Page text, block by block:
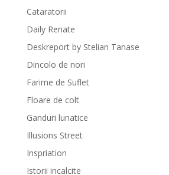
Cataratorii
Daily Renate
Deskreport by Stelian Tanase
Dincolo de nori
Farime de Suflet
Floare de colt
Ganduri lunatice
Illusions Street
Inspriation
Istorii incalcite